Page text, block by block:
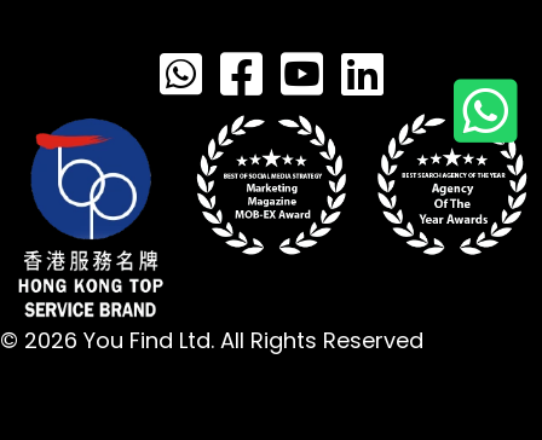
© 2026 You Find Ltd. All Rights Reserved